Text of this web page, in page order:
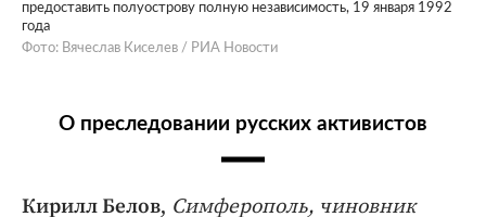
предоставить полуострову полную независимость, 19 января 1992
года
Фото: Вячеслав Киселев / РИА Новости
О преследовании русских активистов
Кирилл Белов, Симферополь, чиновник